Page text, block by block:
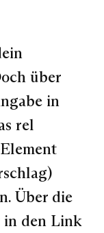
über
in
rel
Über die
den Link